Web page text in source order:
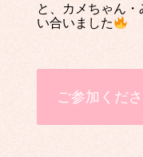
と、カメちゃん
い合いました
ご参加くだ